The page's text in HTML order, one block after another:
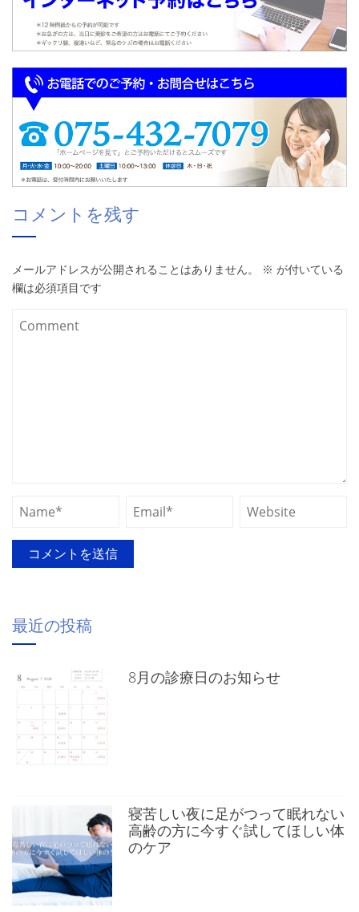
コメントを残す
メールアドレスが公開されることはありません。 ※ が付いている
欄は必須項目です
最近の投稿
8月の診療日のお知らせ
寝苦しい夜に足がつって眠れない
高齢の方に今すぐ試してほしい体
のケア